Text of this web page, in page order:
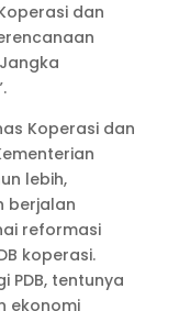
dan
Koperasi dan
lebih,
berjalan
reformasi
koperasi.
PDB, tentunya
ekonomi